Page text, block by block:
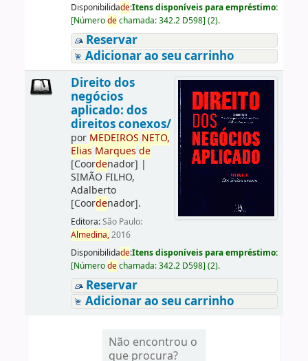
Disponibilidade:Itens disponíveis para empréstimo:
[Númerodechamada:342.2 D598] (2).
Reservar
Adicionar ao seu carrinho
Direito dos
negócios
aplicado: dos
direitos conexos/
por MEDEIROS NETO,
Elias Marques de
[Coordenador] |
SIMÃO FILHO,
Adalberto
[Coordenador].
Editora:São Paulo:
Almedina,2016
Disponibilidade:Itens disponíveis para empréstimo:
[Númerodechamada:342.2 D598] (2).
Reservar
Adicionar ao seu carrinho
Não encontrou o
que procura?